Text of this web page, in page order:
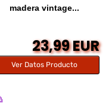
madera vintage...
23,99 EUR
Ver Datos Producto